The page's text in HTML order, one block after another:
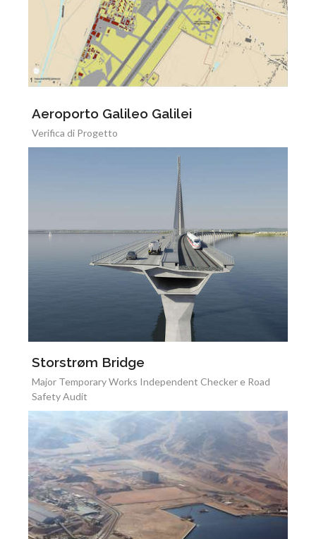
Aeroporto Galileo Galilei
Verifica di Progetto
Storstrøm Bridge
Major Temporary Works Independent Checker e Road
Safety Audit